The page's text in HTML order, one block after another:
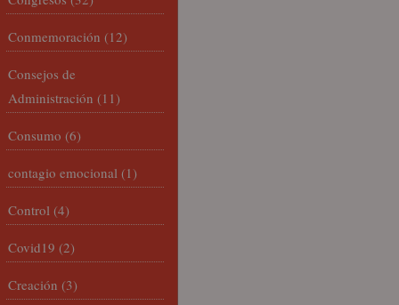
Conmemoración (12)
Consejos de
Administración (11)
Consumo (6)
contagio emocional (1)
Control (4)
Covid19 (2)
Creación (3)